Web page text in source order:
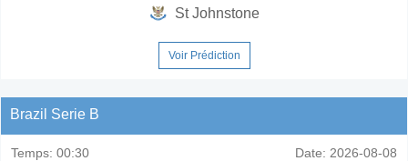
St Johnstone
Voir Prédiction
Brazil Serie B
Temps: 00:30 Date: 2026-08-08